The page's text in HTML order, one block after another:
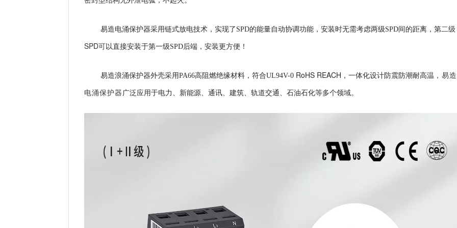
易造电涌保护器采用链式放电技术，实现了SPD的能量自动协调功能，安装时无需考虑两级SPD间的距离，第二级
SPD可以直接安装于第一级SPD后端，安装更方便！
易造浪涌保护器外壳采用PA66高阻燃绝缘材料，符合UL94V-0 RoHS REACH ，一体化设计防震防潮耐高温 ，易造
电涌保护器 广泛应用于电力、新能源、通讯、建筑、轨道交通、石油石化等多个领域。